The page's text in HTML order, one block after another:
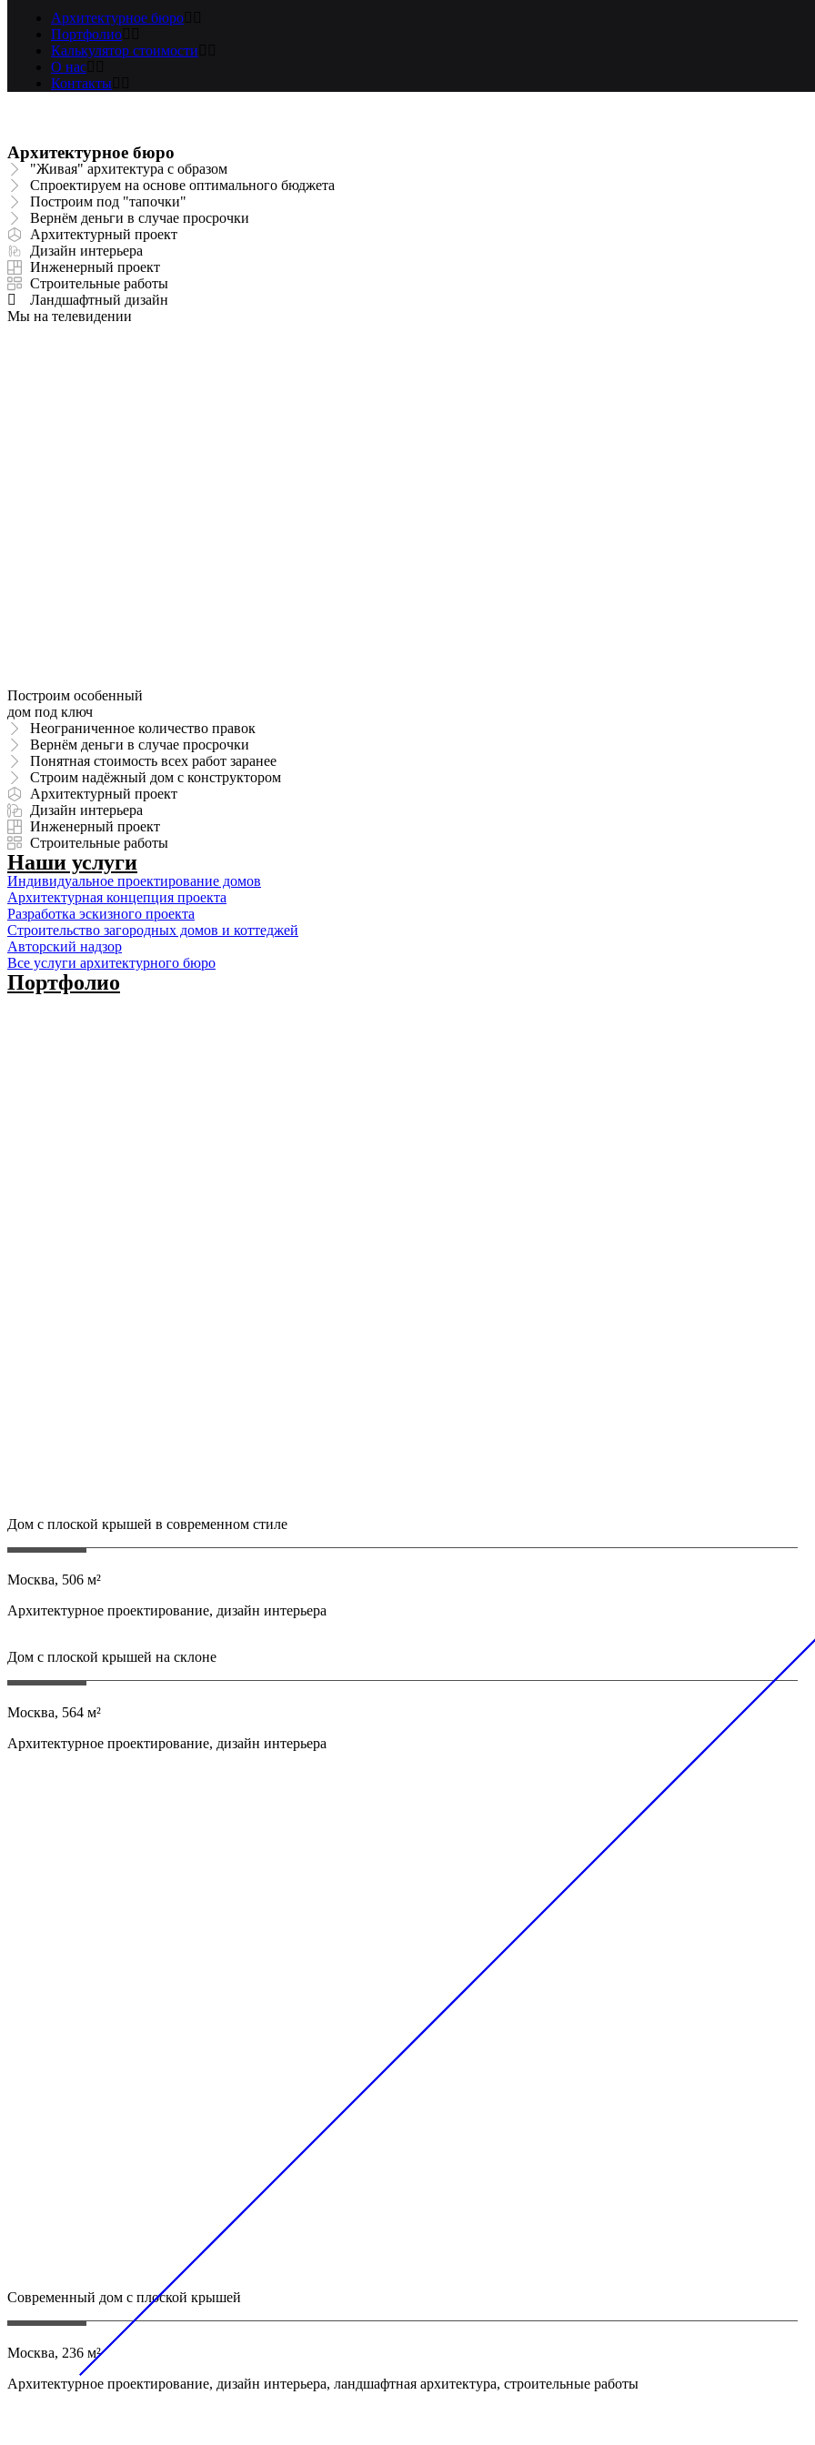
Архитектурное бюро
Портфолио
Калькулятор стоимости
О нас
Контакты
Архитектурное бюро
"Живая" архитектура с образом
Спроектируем на основе оптимального бюджета
Построим под "тапочки"
Вернём деньги в случае просрочки
Архитектурный проект
Дизайн интерьера
Инженерный проект
Строительные работы
Ландшафтный дизайн
Мы на телевидении
Построим особенный
дом под ключ
Неограниченное количество правок
Вернём деньги в случае просрочки
Понятная стоимость всех работ заранее
Строим надёжный дом с конструктором
Архитектурный проект
Дизайн интерьера
Инженерный проект
Строительные работы
Наши услуги
Индивидуальное проектирование домов
Архитектурная концепция проекта
Разработка эскизного проекта
Строительство загородных домов и коттеджей
Авторский надзор
Все услуги архитектурного бюро
Портфолио
Дом с плоской крышей в современном стиле
Москва, 506 м²
Архитектурное проектирование, дизайн интерьера
Дом с плоской крышей на склоне
Москва, 564 м²
Архитектурное проектирование, дизайн интерьера
Современный дом с плоской крышей
Москва, 236 м²
Архитектурное проектирование, дизайн интерьера, ландшафтная архитектура, строительные работы